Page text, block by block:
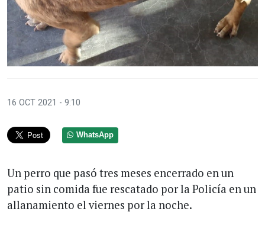
16 OCT 2021 - 9:10
WhatsApp
Un perro que pasó tres meses encerrado en un
patio sin comida fue rescatado por la Policía en un
allanamiento el viernes por la noche.